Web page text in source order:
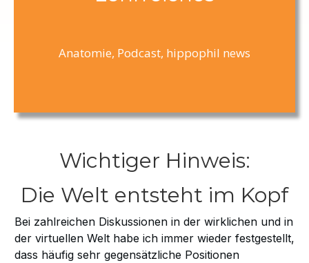
Anatomie, Podcast, hippophil news
Wichtiger Hinweis:
Die Welt entsteht im Kopf
Bei zahlreichen Diskussionen in der wirklichen und in
der virtuellen Welt habe ich immer wieder festgestellt,
dass häufig sehr gegensätzliche Positionen